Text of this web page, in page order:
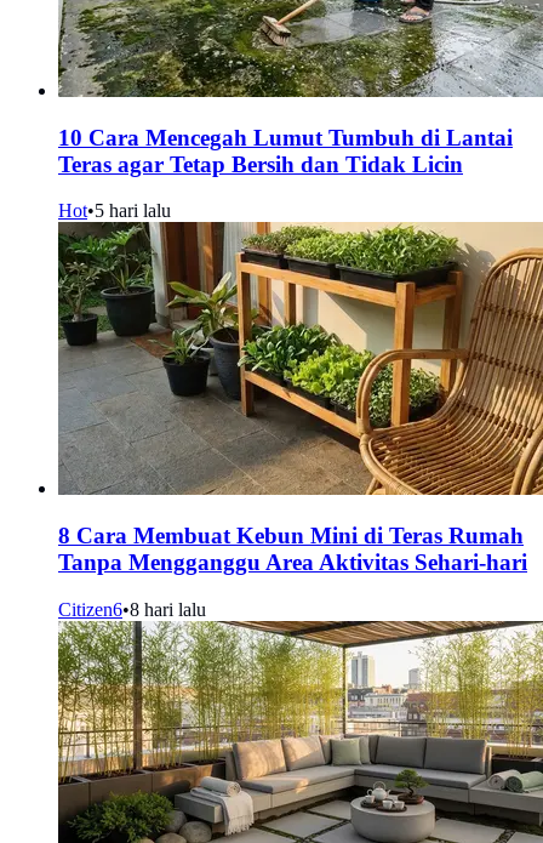
10 Cara Mencegah Lumut Tumbuh di Lantai
Teras agar Tetap Bersih dan Tidak Licin
Hot•5 hari lalu
8 Cara Membuat Kebun Mini di Teras Rumah
Tanpa Mengganggu Area Aktivitas Sehari-hari
Citizen6•8 hari lalu